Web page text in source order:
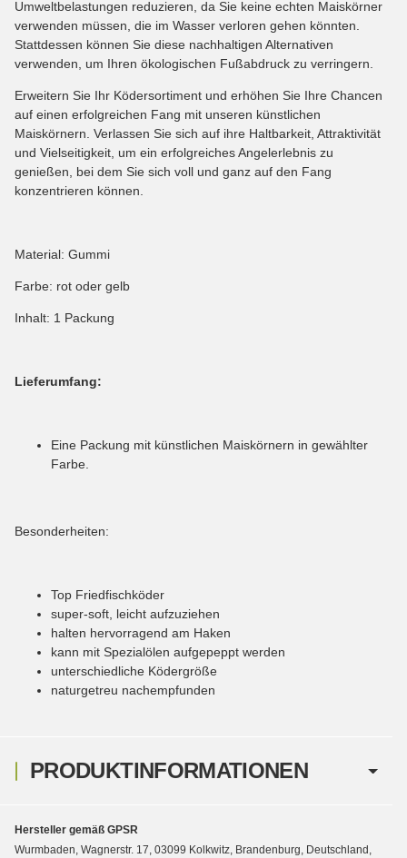
PRODUKTINFORMATIONEN
Umweltbelastungen reduzieren, da Sie keine echten Maiskörner
verwenden müssen, die im Wasser verloren gehen könnten.
Stattdessen können Sie diese nachhaltigen Alternativen
verwenden, um Ihren ökologischen Fußabdruck zu verringern.
Erweitern Sie Ihr Ködersortiment und erhöhen Sie Ihre Chancen
auf einen erfolgreichen Fang mit unseren künstlichen
Maiskörnern. Verlassen Sie sich auf ihre Haltbarkeit, Attraktivität
und Vielseitigkeit, um ein erfolgreiches Angelerlebnis zu
genießen, bei dem Sie sich voll und ganz auf den Fang
konzentrieren können.
Material: Gummi
Farbe: rot oder gelb
Inhalt: 1 Packung
Lieferumfang:
Eine Packung mit künstlichen Maiskörnern in gewählter
Farbe.
Besonderheiten:
Top Friedfischköder
super-soft, leicht aufzuziehen
halten hervorragend am Haken
kann mit Spezialölen aufgepeppt werden
unterschiedliche Ködergröße
naturgetreu nachempfunden
Hersteller gemäß GPSR
Wurmbaden, Wagnerstr. 17, 03099 Kolkwitz, Brandenburg, Deutschland,